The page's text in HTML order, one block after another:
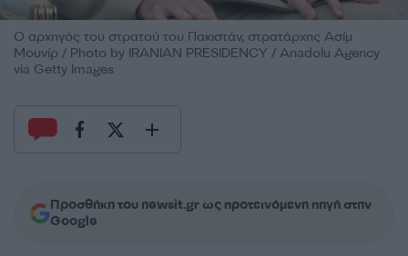
Ο αρχηγός του στρατού του Πακιστάν, στρατάρχης Ασίμ
Μουνίρ / Photo by IRANIAN PRESIDENCY / Anadolu Agency
via Getty Images
Προσθήκη του newsit.gr ως προτεινόμενη πηγή στην
Google